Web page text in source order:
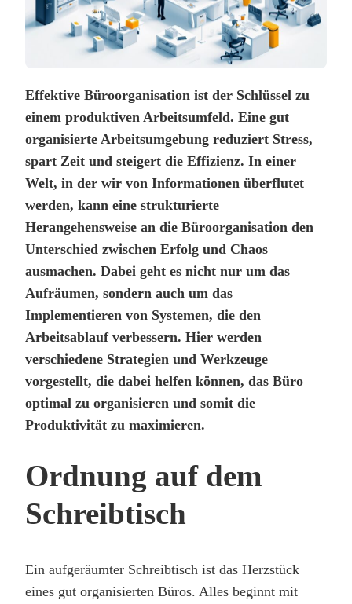
Effektive Büroorganisation ist der Schlüssel zu
einem produktiven Arbeitsumfeld. Eine gut
organisierte Arbeitsumgebung reduziert Stress,
spart Zeit und steigert die Effizienz. In einer
Welt, in der wir von Informationen überflutet
werden, kann eine strukturierte
Herangehensweise an die Büroorganisation den
Unterschied zwischen Erfolg und Chaos
ausmachen. Dabei geht es nicht nur um das
Aufräumen, sondern auch um das
Implementieren von Systemen, die den
Arbeitsablauf verbessern. Hier werden
verschiedene Strategien und Werkzeuge
vorgestellt, die dabei helfen können, das Büro
optimal zu organisieren und somit die
Produktivität zu maximieren.
Ordnung auf dem
Schreibtisch
Ein aufgeräumter Schreibtisch ist das Herzstück
eines gut organisierten Büros. Alles beginnt mit